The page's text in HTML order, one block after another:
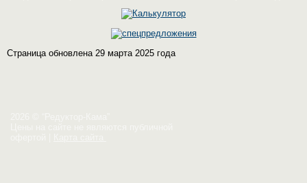
Страница обновлена 29 марта 2025 года